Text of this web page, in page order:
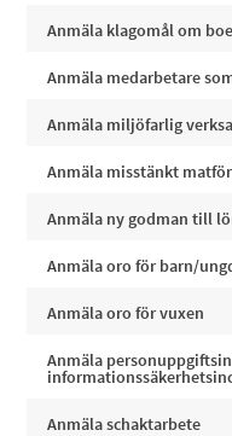
Anmäla klagomål om
Anmäla medarbetare
Anmäla miljöfarlig
Anmäla misstänkt
Anmäla ny godman till
Anmäla oro för barn/
Anmäla oro för vuxen
Anmäla
Anmäla schaktarbete